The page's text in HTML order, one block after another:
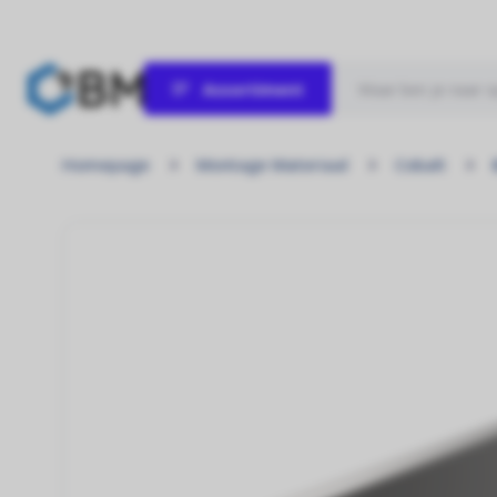
Assortiment
Laat de zon maar schijnen!
Homepage Montage Materiaal Cobalt